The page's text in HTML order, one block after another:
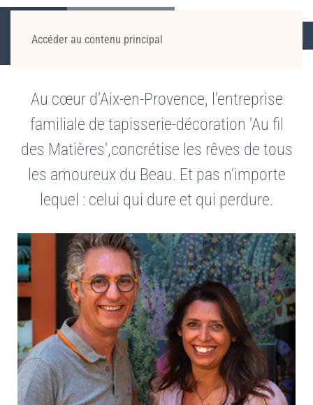
Accéder au contenu principal
MAÎTRE ARTISAN D’ART
L’ATELIER
Au cœur d’Aix-en-Provence, l’entreprise
familiale de tapisserie-décoration 'Au fil
des Matières',concrétise les rêves de tous
les amoureux du Beau. Et pas n’importe
lequel : celui qui dure et qui perdure.